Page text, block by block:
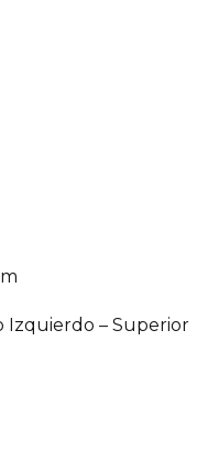
Izquierdo – Superior